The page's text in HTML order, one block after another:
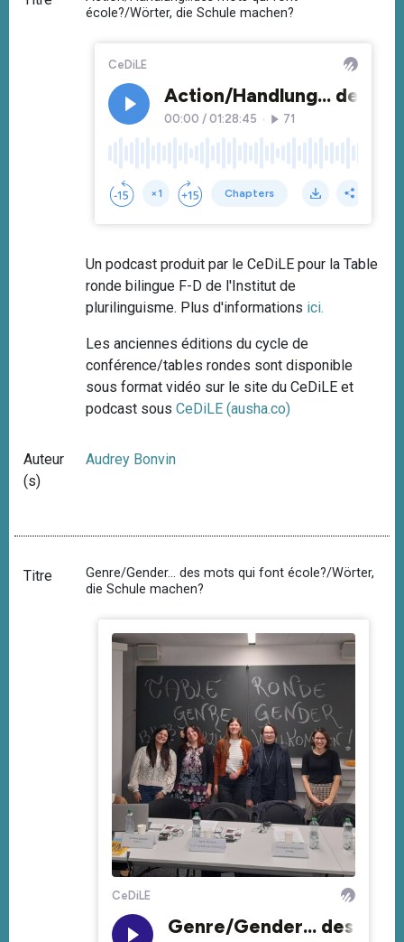
école?/Wörter, die Schule machen?
Un podcast produit par le CeDiLE pour la Table
ronde bilingue F-D de l'Institut de
plurilinguisme. Plus d'informations ici.
Les anciennes éditions du cycle de
conférence/tables rondes sont disponible
sous format vidéo sur le site du CeDiLE et
podcast sousCeDiLE (ausha.co)
Auteur
(s)
Audrey Bonvin
Titre
Genre/Gender... des mots qui font école?/Wörter,
die Schule machen?